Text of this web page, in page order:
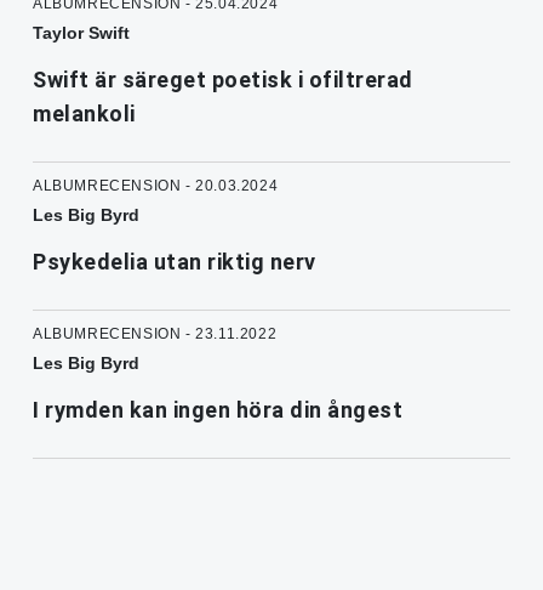
ALBUMRECENSION - 25.04.2024
Taylor Swift
Swift är säreget poetisk i ofiltrerad
melankoli
ALBUMRECENSION - 20.03.2024
Les Big Byrd
Psykedelia utan riktig nerv
ALBUMRECENSION - 23.11.2022
Les Big Byrd
I rymden kan ingen höra din ångest